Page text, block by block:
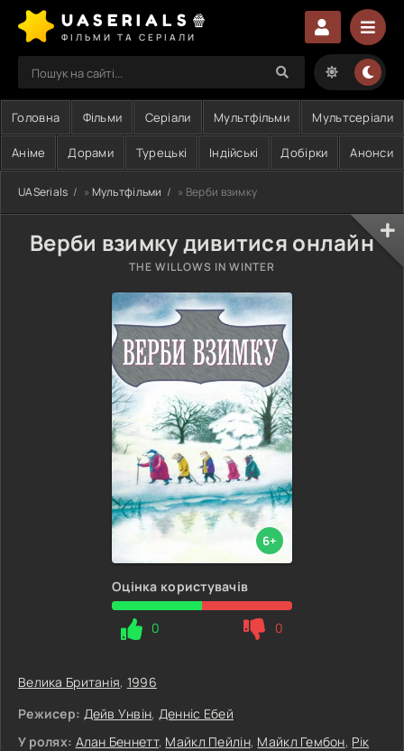
UASERIALS🍿
ФІЛЬМИ ТА СЕРІАЛИ
Головна Фільми Серіали Мультфільми Мультсеріали
Аніме Дорами Турецькі Індійські Добірки Анонси
UASerials » Мультфільми » Верби взимку
Верби взимку дивитися онлайн
THE WILLOWS IN WINTER
6+
Оцінка користувачів
0 0
Велика Британія, 1996
Режисер: Дейв Унвін, Денніс Ебей
У ролях: Алан Беннетт, Майкл Пейлін, Майкл Гембон, Рік